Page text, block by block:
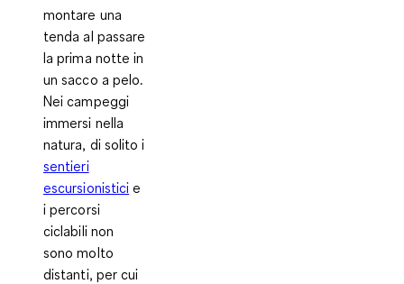
montare una
tenda al passare
la prima notte in
un sacco a pelo.
Nei campeggi
immersi nella
natura, di solito i
sentieri
escursionistici e
i percorsi
ciclabili non
sono molto
distanti, per cui